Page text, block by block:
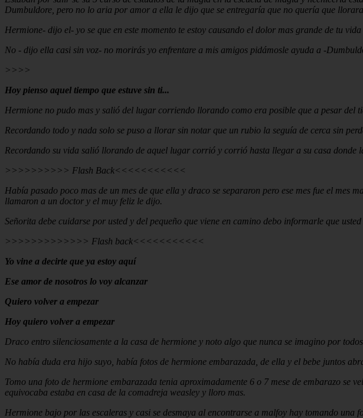
Dumbuldore, pero no lo aria por amor a ella le dijo que se entregaría que no quería que
Hermione- dijo el- yo se que en este momento te estoy causando el dolor mas grande de tu
No - dijo ella casi sin voz- no morirás yo enfrentare a mis amigos pidámosle ayuda a -
>>>>
Hoy pienso aquel tiempo que estuve sin ti...
Hermione no pudo mas y salió del lugar corriendo llorando como era posible que a pesar del
Recordando todo y nada solo se puso a llorar sin notar que un rubio la seguía de cerca sin
Recordando su vida salió llorando de aquel lugar corrió y corrió hasta llegar a su casa donde
>>>>>>>>>> Flash Back<<<<<<<<<<<
Había pasado poco mas de un mes de que ella y draco se separaron pero ese mes fue el
llamaron a un doctor y el muy feliz le dijo.
Señorita debe cuidarse por usted y del pequeño que viene en camino debo informarle que usted
>>>>>>>>>>>>> Flash back<<<<<<<<<<<
Yo vine a decirte que ya estoy aquí
Ese amor de nosotros lo voy alcanzar
Quiero volver a empezar
Hoy quiero volver a empezar
Draco entro silenciosamente a la casa de hermione y noto algo que nunca se imagino por
No había duda era hijo suyo, había fotos de hermione embarazada, de ella y el bebe juntos
Tomo una foto de hermione embarazada tenia aproximadamente 6 o 7 mese de embarazo se
equivocaba estaba en casa de la comadreja weasley y lloro mas.
Hermione bajo por las escaleras y casi se desmaya al encontrarse a malfoy hay tomando una